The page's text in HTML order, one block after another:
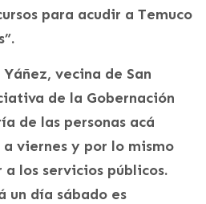
para acudir a Temuco
vecina de San
de la Gobernación
de las personas acá
viernes y por lo mismo
a los servicios públicos.
un día sábado es